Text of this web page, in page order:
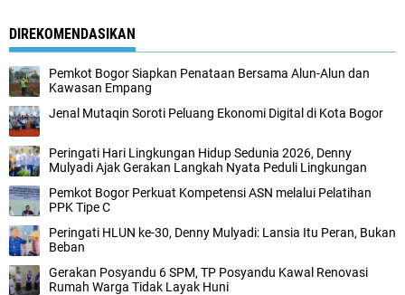
DIREKOMENDASIKAN
Pemkot Bogor Siapkan Penataan Bersama Alun-Alun dan
Kawasan Empang
Jenal Mutaqin Soroti Peluang Ekonomi Digital di Kota Bogor
Peringati Hari Lingkungan Hidup Sedunia 2026, Denny
Mulyadi Ajak Gerakan Langkah Nyata Peduli Lingkungan
Pemkot Bogor Perkuat Kompetensi ASN melalui Pelatihan
PPK Tipe C
Peringati HLUN ke-30, Denny Mulyadi: Lansia Itu Peran, Bukan
Beban
Gerakan Posyandu 6 SPM, TP Posyandu Kawal Renovasi
Rumah Warga Tidak Layak Huni